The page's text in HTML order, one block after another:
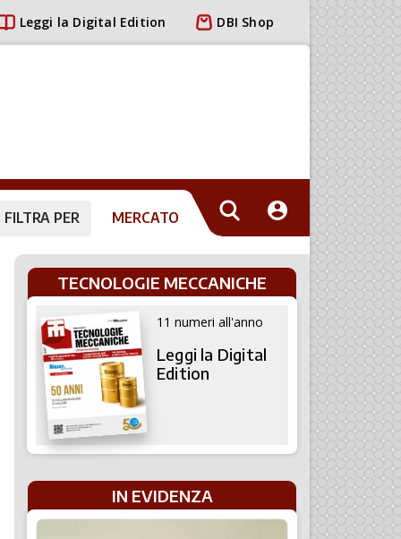
Leggi la Digital Edition DBI Shop
FILTRA PER MERCATO
TECNOLOGIE MECCANICHE
11 numeri all'anno
Leggi la Digital
Edition
IN EVIDENZA